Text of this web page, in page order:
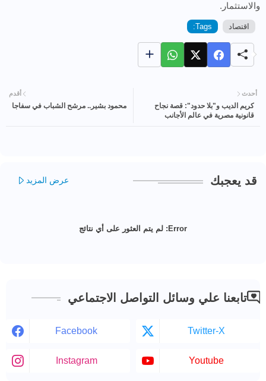
والاستثمار.
Tags: اقتصاد
أحدث
كريم الديب و"بلا حدود": قصة نجاح
قانونية مصرية في عالم الأجانب
أقدم
محمود بشير.. مرشح الشباب في سفاجا
قد يعجبك عرض المزيد
Error: لم يتم العثور على أي نتائج
تابعنا علي وسائل التواصل الاجتماعي
Facebook Twitter-X
Instagram Youtube